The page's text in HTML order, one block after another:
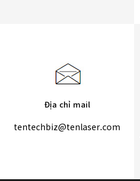
Địa chỉ mail
tentechbiz@tenlaser.com